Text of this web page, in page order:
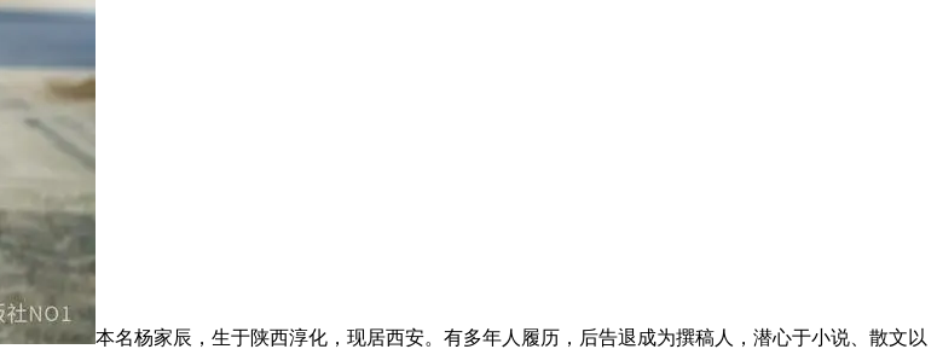
本名杨家辰，生于陕西淳化，现居西安。有多年人履历，后告退成为撰稿人，潜心于小说、散文以